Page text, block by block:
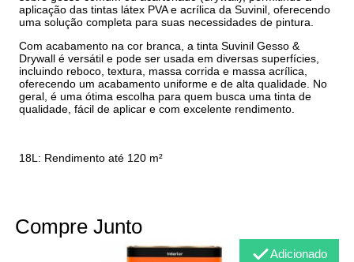
aplicação das tintas látex PVA e acrílica da Suvinil, oferecendo
uma solução completa para suas necessidades de pintura.
Com acabamento na cor branca, a tinta Suvinil Gesso &
Drywall é versátil e pode ser usada em diversas superfícies,
incluindo reboco, textura, massa corrida e massa acrílica,
oferecendo um acabamento uniforme e de alta qualidade. No
geral, é uma ótima escolha para quem busca uma tinta de
qualidade, fácil de aplicar e com excelente rendimento.
18L: Rendimento até 120 m²
Compre Junto
Adicionado